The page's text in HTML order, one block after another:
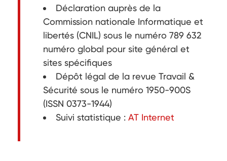
Déclaration auprès de la
Commission nationale Informatique et
libertés (CNIL) sous le numéro 789 632
numéro global pour site général et
sites spécifiques
Dépôt légal de la revue Travail &
Sécurité sous le numéro 1950-900S
(ISSN 0373-1944)
Suivi statistique : AT Internet